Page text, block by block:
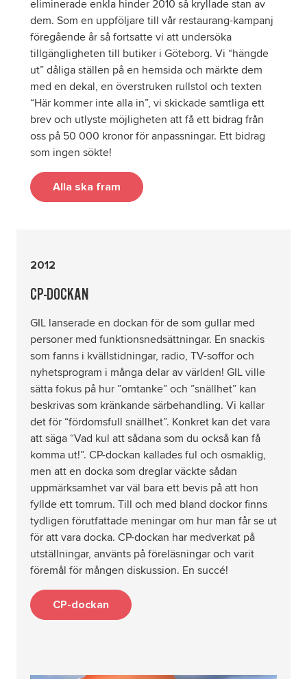
eliminerade enkla hinder 2010 så kryllade stan av
dem. Som en uppföljare till vår restaurang-kampanj
föregående år så fortsatte vi att undersöka
tillgängligheten till butiker i Göteborg. Vi “hängde
ut” dåliga ställen på en hemsida och märkte dem
med en dekal, en överstruken rullstol och texten
“Här kommer inte alla in”, vi skickade samtliga ett
brev och utlyste möjligheten att få ett bidrag från
oss på 50 000 kronor för anpassningar. Ett bidrag
som ingen sökte!
Alla ska fram
2012
CP-DOCKAN
GIL lanserade en dockan för de som gullar med
personer med funktionsnedsättningar. En snackis
som fanns i kvällstidningar, radio, TV-soffor och
nyhetsprogram i många delar av världen! GIL ville
sätta fokus på hur ”omtanke” och ”snällhet” kan
beskrivas som kränkande särbehandling. Vi kallar
det för “fördomsfull snällhet”. Konkret kan det vara
att säga “Vad kul att sådana som du också kan få
komma ut!”. CP-dockan kallades ful och osmaklig,
men att en docka som dreglar väckte sådan
uppmärksamhet var väl bara ett bevis på att hon
fyllde ett tomrum. Till och med bland dockor finns
tydligen förutfattade meningar om hur man får se ut
för att vara docka. CP-dockan har medverkat på
utställningar, använts på föreläsningar och varit
föremål för mången diskussion. En succé!
CP-dockan